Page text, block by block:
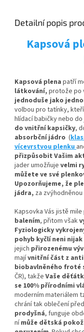
Detailní popis
Kapsová
Kapsová plena patří
látkování, protože po
jednoduše jako
volbou pro tatínky,
hlídací babičky nebo
do vnitřní kapsičky,
absorbčníjádro (
vícevrstvou plenku
přizpůsobit Vašim
jader umožňuje velmi
můžete ve své
Upozorňujeme, že
jádra, za
Kapsovka Vás jistě
balením, přitom však
Fyziologicky
pohyb kyčlí neni nijak
jejich přirozenému
majívnitřní část z
biobavlněného
ČR), takže Vaše
se 100% přírodními
moderním materiálem
chrání tak oblečení
prodyšná, funguje
nímůže dětská